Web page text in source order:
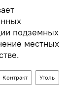
подземных
местных
Контракт Уголь